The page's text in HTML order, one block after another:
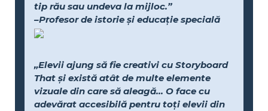
tip rău sau undeva la mijloc.”
–Profesor de istorie și educație specială
„Elevii ajung să fie creativi cu Storyboard
That și există atât de multe elemente
vizuale din care să aleagă... O face cu
adevărat accesibilă pentru toți elevii din